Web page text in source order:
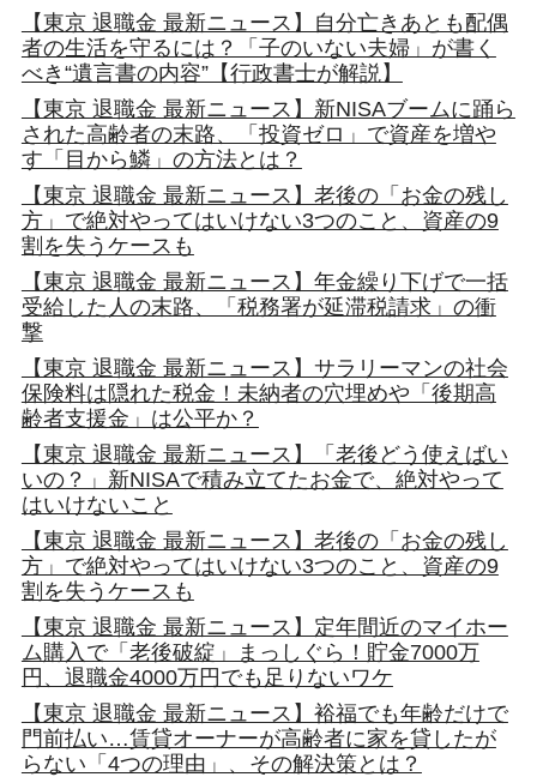
【東京 退職金 最新ニュース】自分亡きあとも配偶
者の生活を守るには？「子のいない夫婦」が書く
べき“遺言書の内容”【行政書士が解説】
【東京 退職金 最新ニュース】新NISAブームに踊ら
された高齢者の末路、「投資ゼロ」で資産を増や
す「目から鱗」の方法とは？
【東京 退職金 最新ニュース】老後の「お金の残し
方」で絶対やってはいけない3つのこと、資産の9
割を失うケースも
【東京 退職金 最新ニュース】年金繰り下げで一括
受給した人の末路、「税務署が延滞税請求」の衝
撃
【東京 退職金 最新ニュース】サラリーマンの社会
保険料は隠れた税金！未納者の穴埋めや「後期高
齢者支援金」は公平か？
【東京 退職金 最新ニュース】「老後どう使えばい
いの？」新NISAで積み立てたお金で、絶対やって
はいけないこと
【東京 退職金 最新ニュース】老後の「お金の残し
方」で絶対やってはいけない3つのこと、資産の9
割を失うケースも
【東京 退職金 最新ニュース】定年間近のマイホー
ム購入で「老後破綻」まっしぐら！貯金7000万
円、退職金4000万円でも足りないワケ
【東京 退職金 最新ニュース】裕福でも年齢だけで
門前払い…賃貸オーナーが高齢者に家を貸したが
らない「4つの理由」、その解決策とは？